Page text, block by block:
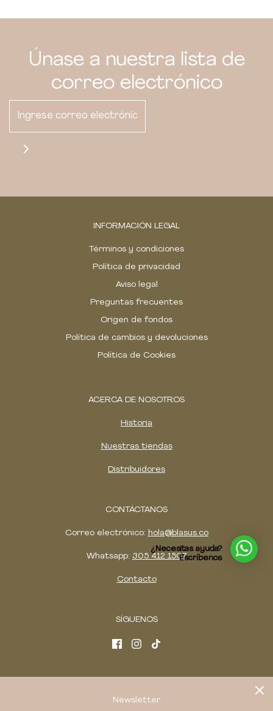
Únase a nuestra lista de
correo electrónico
INFORMACIÓN LEGAL
Términos y condiciones
Política de privacidad
Aviso legal
Preguntas frecuentes
Origen de fondos
Política de cambios y devoluciones
Política de Cookies
ACERCA DE NOSOTROS
Historia
Nuestras tiendas
Distribuidores
CONTÁCTANOS
Correo electrónico: hola@blasus.co
Whatsapp: 305 412 1507
Contacto
SÍGUENOS
¿Necesitas ayuda?
Escríbenos
Suscríbete y haz parte de nuestra familia.